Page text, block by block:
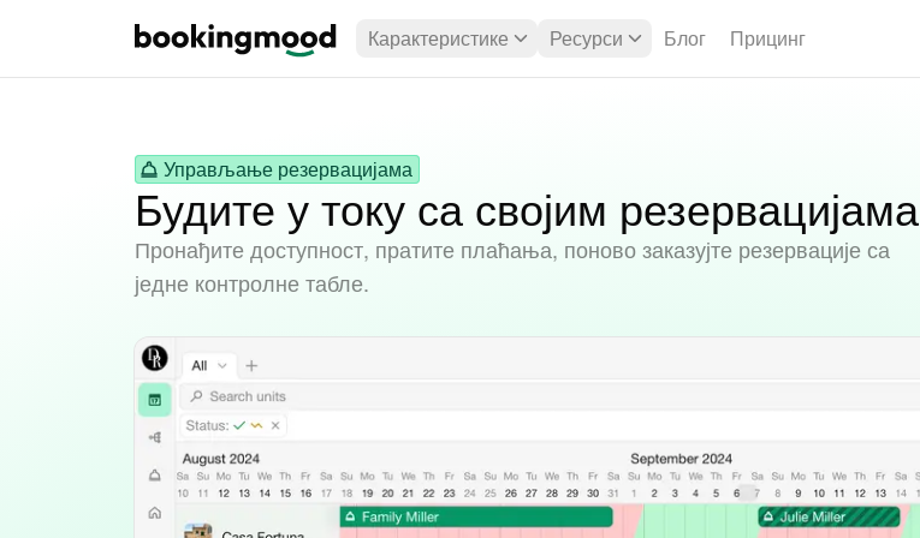
Карактеристике Ресурси Блог Прицинг
Управљање резервацијама
Будите у току са својим резервацијама
Пронађите доступност, пратите плаћања, поново заказујте резервације са
једне контролне табле.